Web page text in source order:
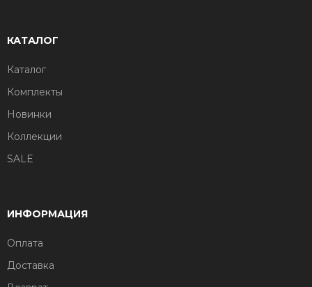
КАТАЛОГ
Каталог
Комплекты
Новинки
Коллекции
SALE
ИНФОРМАЦИЯ
Оплата
Доставка